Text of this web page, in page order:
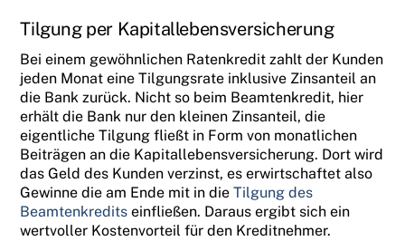
Tilgung per Kapitallebensversicherung
Bei einem gewöhnlichen Ratenkredit zahlt der Kunden
jeden Monat eine Tilgungsrate inklusive Zinsanteil an
die Bank zurück. Nicht so beim Beamtenkredit, hier
erhält die Bank nur den kleinen Zinsanteil, die
eigentliche Tilgung fließt in Form von monatlichen
Beiträgen an die Kapitallebensversicherung. Dort wird
das Geld des Kunden verzinst, es erwirtschaftet also
Gewinne die am Ende mit in dieTilgung des
Beamtenkredits einfließen. Daraus ergibt sich ein
wertvoller Kostenvorteil für den Kreditnehmer.